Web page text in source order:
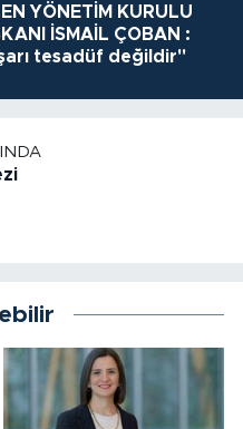
YÖNETİM KURULU
İSMAİL ÇOBAN :
tesadüf değildir"